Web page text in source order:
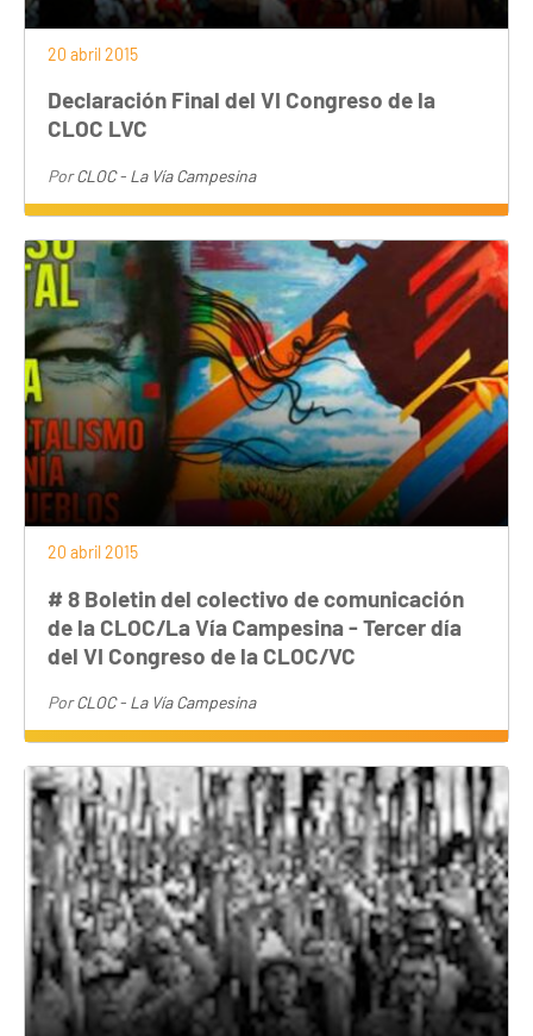
20 abril 2015
Declaración Final del VI Congreso de la
CLOC LVC
PorCLOC - La Vía Campesina
20 abril 2015
# 8 Boletin del colectivo de comunicación
de la CLOC/La Vía Campesina - Tercer día
del VI Congreso de la CLOC/VC
PorCLOC - La Vía Campesina